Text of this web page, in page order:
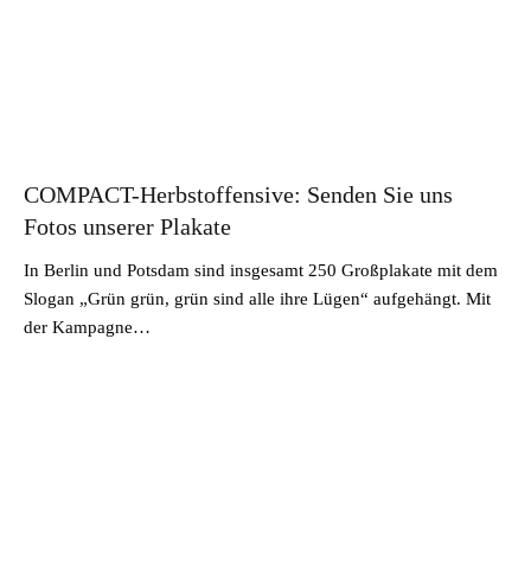
COMPACT-Herbstoffensive: Senden Sie uns
Fotos unserer Plakate
In Berlin und Potsdam sind insgesamt 250 Großplakate mit dem
Slogan „Grün grün, grün sind alle ihre Lügen“ aufgehängt. Mit
der Kampagne…